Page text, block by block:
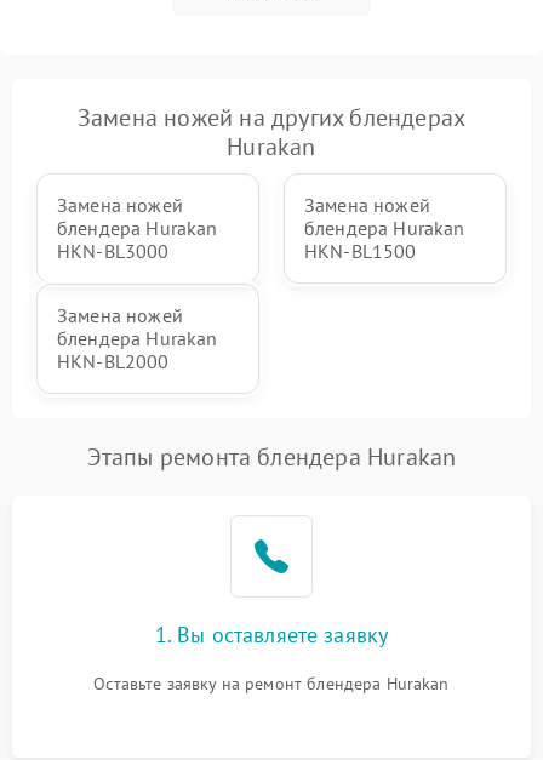
Замена ножей на других блендерах
Hurakan
Замена ножей
блендера Hurakan
HKN‑BL3000
Замена ножей
блендера Hurakan
HKN‑BL1500
Замена ножей
блендера Hurakan
HKN‑BL2000
Этапы ремонта блендера Hurakan
1. Вы оставляете заявку
Оставьте заявку на ремонт блендера Hurakan